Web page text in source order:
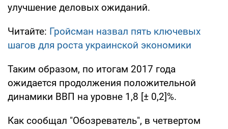
улучшение деловых ожиданий.
Читайте: Гройсман назвал пять ключевых
шагов для роста украинской экономики
Таким образом, по итогам 2017 года
ожидается продолжения положительной
динамики ВВП на уровне 1,8 [± 0,2]%.
Как сообщал "Обозреватель", в четвертом